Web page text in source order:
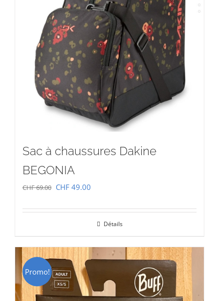
Sac à chaussures Dakine
BEGONIA
CHF69.00 Le
CHF 69.00.
CHF 49.00
CHF 49.00.
Détails
Promo!